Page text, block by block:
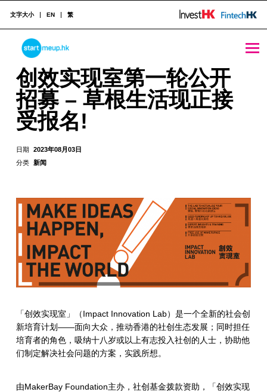
创效实现室第一轮公开招募 – 草根生活现正接受报名! - StartmeupHK
STARTMEUPHK
STARTMEUPHK FESTIVAL IS THE LEADING STARTUP AND INNOVATION CONFERENCE EVENT IN HONG KONG
文字大小 EN 繁
创效实现室第一轮公开
招募 – 草根生活现正接
受报名!
日期 2023年08月03日
分类 新闻
「创效实现室」（Impact Innovation Lab）是一个全新的社会创
新培育计划——面向大众，推动香港的社创生态发展；同时担任
培育者的角色，吸纳十八岁或以上有志投入社创的人士，协助他
们制定解决社会问题的方案，实践所想。
由MakerBay Foundation主办，社创基金拨款资助，「创效实现